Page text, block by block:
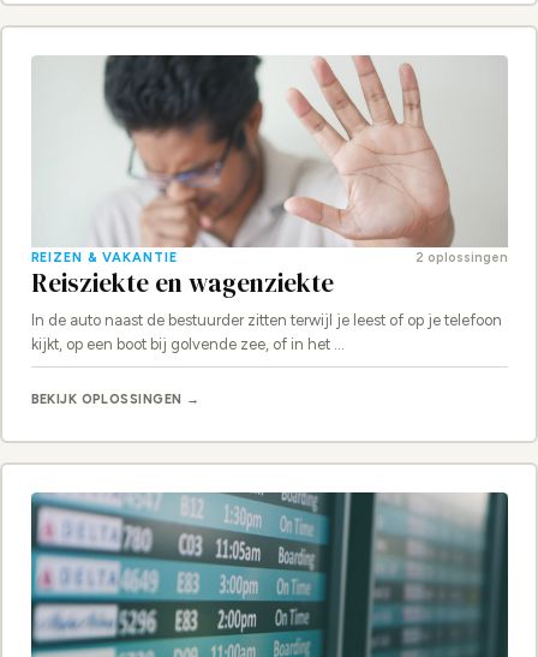
REIZEN & VAKANTIE 2 oplossingen
Reisziekte en wagenziekte
In de auto naast de bestuurder zitten terwijl je leest of op je telefoon
kijkt, op een boot bij golvende zee, of in het …
BEKIJK OPLOSSINGEN →